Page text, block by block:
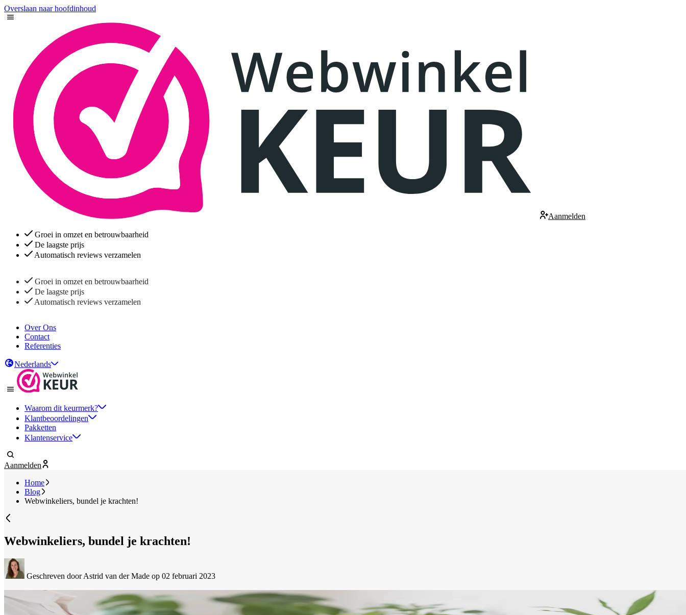
Overslaan naar hoofdinhoud
Aanmelden
Groei in omzet en betrouwbaarheid
De laagste prijs
Automatisch reviews verzamelen
Groei in omzet en betrouwbaarheid
De laagste prijs
Automatisch reviews verzamelen
Over Ons
Contact
Referenties
Nederlands
Waarom dit keurmerk?
Klantbeoordelingen
Pakketten
Klantenservice
Aanmelden
Home
Blog
Webwinkeliers, bundel je krachten!
Webwinkeliers, bundel je krachten!
Geschreven door Astrid van der Made op 02 februari 2023